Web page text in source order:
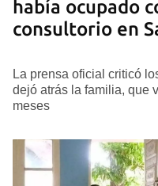
había ocupado
consultorio en
La prensa oficial criticó
dejó atrás la familia, que
meses